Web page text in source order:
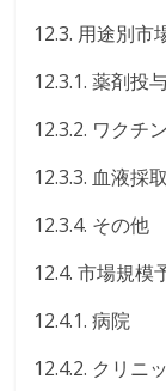
12.3. 用途別市
12.3.1. 薬剤投
12.3.2. ワクチ
12.3.3. 血液採取
12.3.4. その他
12.4. 市場規模
12.4.1. 病院
12.4.2. クリニ